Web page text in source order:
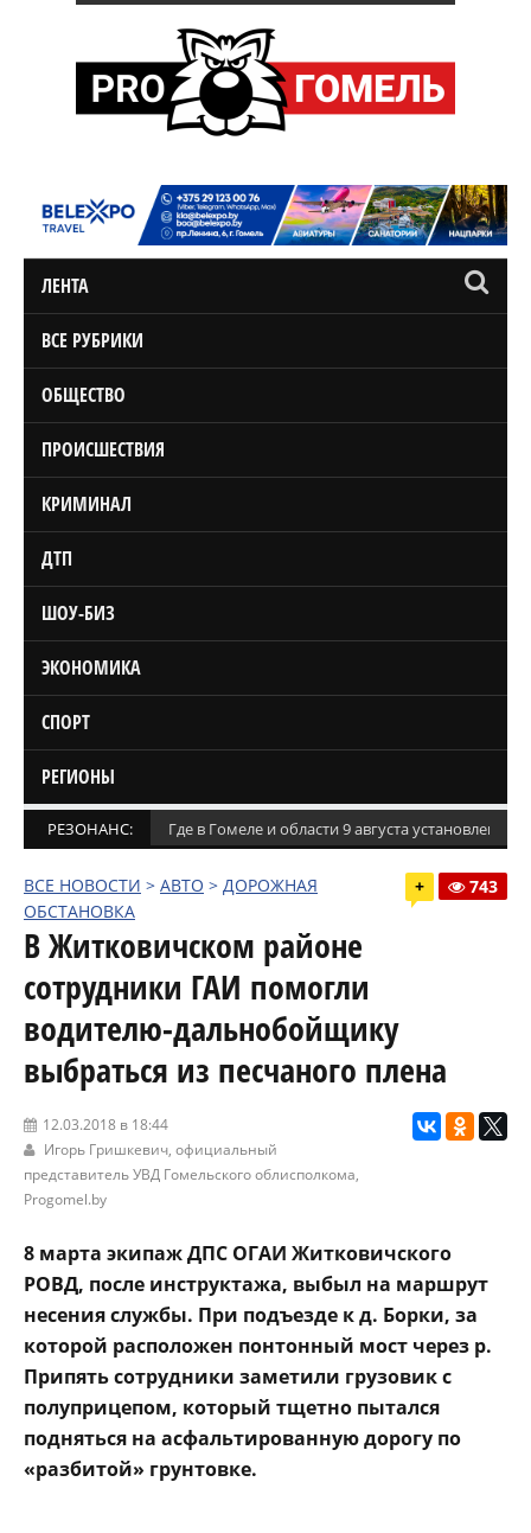
ЛЕНТА
ВСЕ РУБРИКИ
ОБЩЕСТВО
ПРОИСШЕСТВИЯ
КРИМИНАЛ
ДТП
ШОУ-БИЗ
ЭКОНОМИКА
СПОРТ
РЕГИОНЫ
РЕЗОНАНС: Где в Гомеле и области 9 августа установлены
ВСЕ НОВОСТИ > АВТО > ДОРОЖНАЯ
ОБСТАНОВКА
+ 743
В Житковичском районе
сотрудники ГАИ помогли
водителю-дальнобойщику
выбраться из песчаного плена
12.03.2018 в 18:44
Игорь Гришкевич, официальный
представитель УВД Гомельского облисполкома,
Progomel.by
8 марта экипаж ДПС ОГАИ Житковичского
РОВД, после инструктажа, выбыл на маршрут
несения службы. При подъезде к д. Борки, за
которой расположен понтонный мост через р.
Припять сотрудники заметили грузовик с
полуприцепом, который тщетно пытался
подняться на асфальтированную дорогу по
«разбитой» грунтовке.